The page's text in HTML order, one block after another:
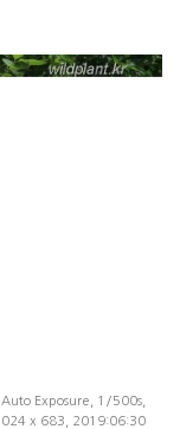
Exposure, 1/500s,
x 683, 2019:06:30